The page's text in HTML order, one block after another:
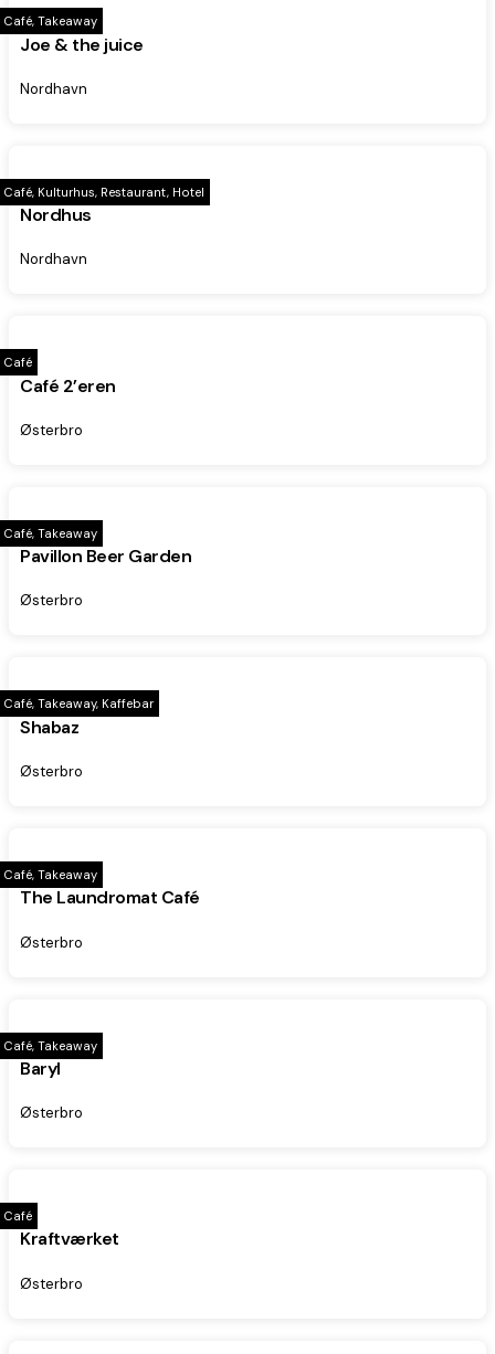
Café, Takeaway
Joe & the juice
Nordhavn
Café, Kulturhus, Restaurant, Hotel
Nordhus
Nordhavn
Café
Café 2’eren
Østerbro
Café, Takeaway
Pavillon Beer Garden
Østerbro
Café, Takeaway, Kaffebar
Shabaz
Østerbro
Café, Takeaway
The Laundromat Café
Østerbro
Café, Takeaway
Baryl
Østerbro
Café
Kraftværket
Østerbro